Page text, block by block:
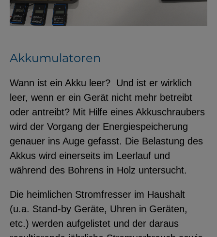
Akkumulatoren
Wann ist ein Akku leer? Und ist er wirklich
leer, wenn er ein Gerät nicht mehr betreibt
oder antreibt? Mit Hilfe eines Akkuschraubers
wird der Vorgang der Energiespeicherung
genauer ins Auge gefasst. Die Belastung des
Akkus wird einerseits im Leerlauf und
während des Bohrens in Holz untersucht.
Die heimlichen Stromfresser im Haushalt
(u.a. Stand-by Geräte, Uhren in Geräten,
etc.) werden aufgelistet und der daraus